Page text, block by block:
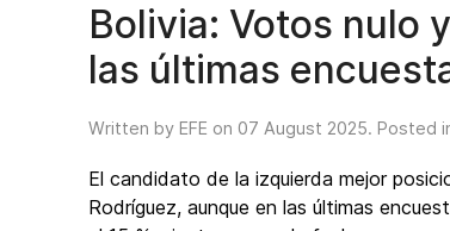
Bolivia: Votos nulo
las últimas
Written by EFE on 07 August 2025. Posted
El candidato de la izquierda mejor
Rodríguez, aunque en las últimas